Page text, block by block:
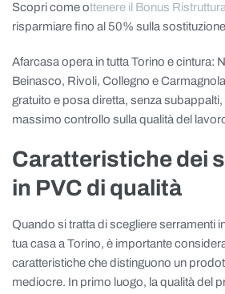
Scopri come ottenere il Bonus
risparmiare fino al 50% sulla
Afarcasa opera in tutta Torino e cintura:
Beinasco, Rivoli, Collegno e
gratuito e posa diretta, senza subappalti,
massimo controllo sulla qualità del
Caratteristiche dei
in PVC di qualità
Quando si tratta di scegliere serramenti
tua casa a Torino, è importante
caratteristiche che distinguono un
mediocre. In primo luogo, la qualità del